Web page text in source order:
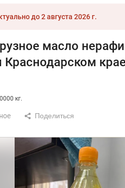
до2 августа 2026 г.
масло
Краснодарском
кг.